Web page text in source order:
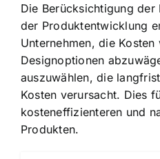
Die Berücksichtigung
der Produktentwicklung
Unternehmen, die Kosten
Designoptionen
auszuwählen, die
Kosten verursacht. Dies
kosteneffizienteren und
Produkten.